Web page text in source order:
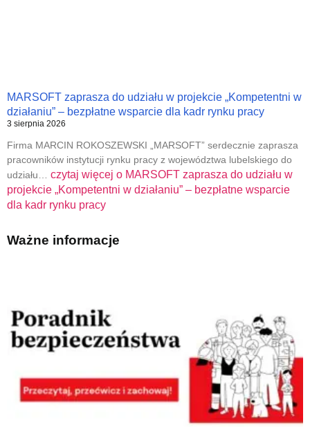
MARSOFT zaprasza do udziału w projekcie „Kompetentni w
działaniu” – bezpłatne wsparcie dla kadr rynku pracy
3 sierpnia 2026
Firma MARCIN ROKOSZEWSKI „MARSOFT” serdecznie zaprasza
pracowników instytucji rynku pracy z województwa lubelskiego do
udziału… czytaj więcej o MARSOFT zaprasza do udziału w
projekcie „Kompetentni w działaniu” – bezpłatne wsparcie
dla kadr rynku pracy
Ważne informacje